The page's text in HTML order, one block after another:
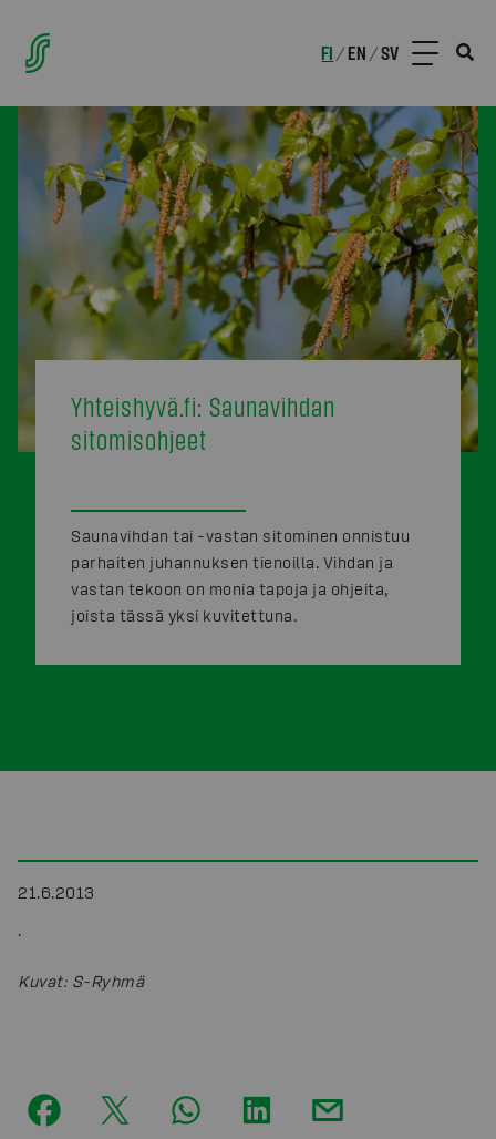
FI /EN /SV
Yhteishyvä.fi: Saunavihdan
sitomisohjeet
Saunavihdan tai -vastan sitominen onnistuu
parhaiten juhannuksen tienoilla. Vihdan ja
vastan tekoon on monia tapoja ja ohjeita,
joista tässä yksi kuvitettuna.
21.6.2013
.
Kuvat: S-Ryhmä